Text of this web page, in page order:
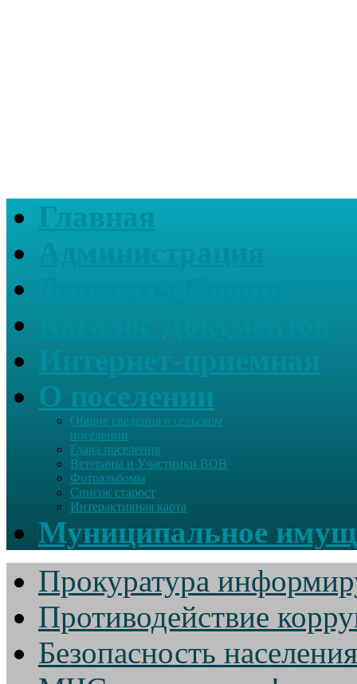
Главная
О поселении
Общие сведения о сельском
поселении
Глава поселения
Ветераны и Участники ВОВ
Фотоальбомы
Список старост
Интерактивная карта
Муниципальное
Прокуратура
Противодействие
Безопасность населения